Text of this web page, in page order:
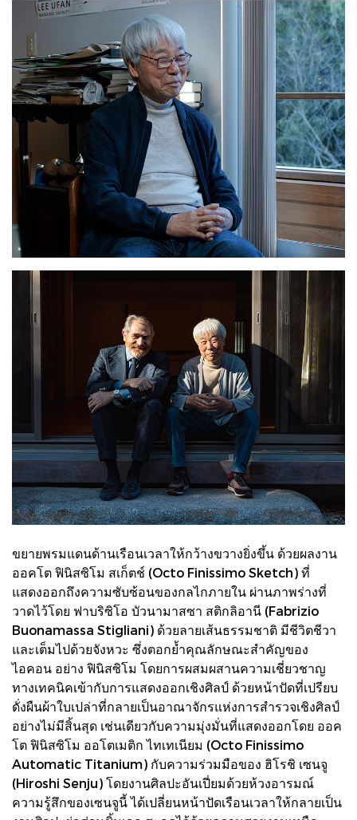
ขยายพรมแดนด้านเรือนเวลาให้กว้างขวางยิ่งขึ้น ด้วยผลงาน
ออคโต ฟินิสซิโม สเก็ตช์ (Octo Finissimo Sketch) ที่
แสดงออกถึงความซับซ้อนของกลไกภายใน ผ่านภาพร่างที่
วาดไว้โดย ฟาบริซิโอ บัวนามาสซา สติกลิอานี (Fabrizio
Buonamassa Stigliani) ด้วยลายเส้นธรรมชาติ มีชีวิตชีวา
และเต็มไปด้วยจังหวะ ซึ่งตอกย้ำคุณลักษณะสำคัญของ
ไอคอน อย่าง ฟินิสซิโม โดยการผสมผสานความเชี่ยวชาญ
ทางเทคนิคเข้ากับการแสดงออกเชิงศิลป์ ด้วยหน้าปัดที่เปรียบ
ดั่งผืนผ้าใบเปล่าที่กลายเป็นอาณาจักรแห่งการสำรวจเชิงศิลป์
อย่างไม่มีสิ้นสุด เช่นเดียวกับความมุ่งมั่นที่แสดงออกโดย ออค
โต ฟินิสซิโม ออโตเมติก ไทเทเนียม (Octo Finissimo
Automatic Titanium) กับความร่วมมือของ ฮิโรชิ เซนจู
(Hiroshi Senju) โดยงานศิลปะอันเปี่ยมด้วยห้วงอารมณ์
ความรู้สึกของเซนจูนี้ ได้เปลี่ยนหน้าปัดเรือนเวลาให้กลายเป็น